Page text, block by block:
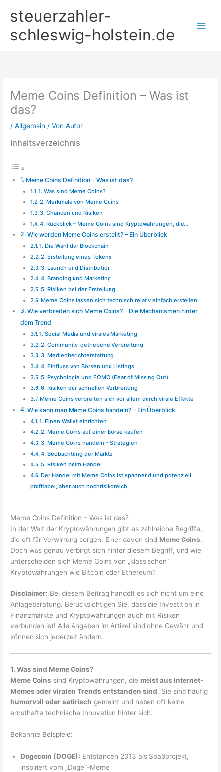
Inhaltsteuerzahler-
schleswig-holstein.de
Meme Coins Definition – Was ist
das?
/Allgemein / VonAutor
Inhaltsverzeichnis
Meme Coins Definition – Was ist das?
1. Was sind Meme Coins?
2. Merkmale von Meme Coins
3. Chancen und Risiken
4. Rückblick – Meme Coins sind Kryptowährungen, die…
Wie werden Meme Coins erstellt? – Ein Überblick
1. Die Wahl der Blockchain
2. Erstellung eines Tokens
3. Launch und Distribution
4. Branding und Marketing
5. Risiken bei der Erstellung
Meme Coins lassen sich technisch relativ einfach erstellen
Wie verbreiten sich Meme Coins? – Die Mechanismen hinter
dem Trend
1. Social Media und virales Marketing
2. Community-getriebene Verbreitung
3. Medienberichterstattung
4. Einfluss von Börsen und Listings
5. Psychologie und FOMO (Fear of Missing Out)
6. Risiken der schnellen Verbreitung
Meme Coins verbreiten sich vor allem durch virale Effekte
Wie kann man Meme Coins handeln? – Ein Überblick
1. Einen Wallet einrichten
2. Meme Coins auf einer Börse kaufen
3. Meme Coins handeln – Strategien
4. Beobachtung der Märkte
5. Risiken beim Handel
Der Handel mit Meme Coins ist spannend und potenziell
profitabel, aber auch hochrisikoreich
Meme Coins Definition – Was ist das?
In der Welt der Kryptowährungen gibt es zahlreiche Begriffe,
die oft für Verwirrung sorgen. Einer davon sind Meme Coins.
Doch was genau verbirgt sich hinter diesem Begriff, und wie
unterscheiden sich Meme Coins von „klassischen“
Kryptowährungen wie Bitcoin oder Ethereum?
Disclaimer: Bei diesem Beitrag handelt es sich nicht um eine
Anlageberatung. Berücksichtigen Sie, dass die Investition in
Finanzmärkte und Kryptowährungen auch mit Risiken
verbunden ist! Alle Angaben im Artikel sind ohne Gewähr und
können sich jederzeit ändern.
1. Was sind Meme Coins?
Meme Coins sind Kryptowährungen, die meist aus Internet-
Memes oder viralen Trends entstanden sind. Sie sind häufig
humorvoll oder satirisch gemeint und haben oft keine
ernsthafte technische Innovation hinter sich.
Bekannte Beispiele:
Dogecoin (DOGE): Entstanden 2013 als Spaßprojekt,
inspiriert vom „Doge“-Meme